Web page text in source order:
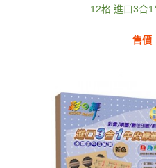
12格 進口3合
售價